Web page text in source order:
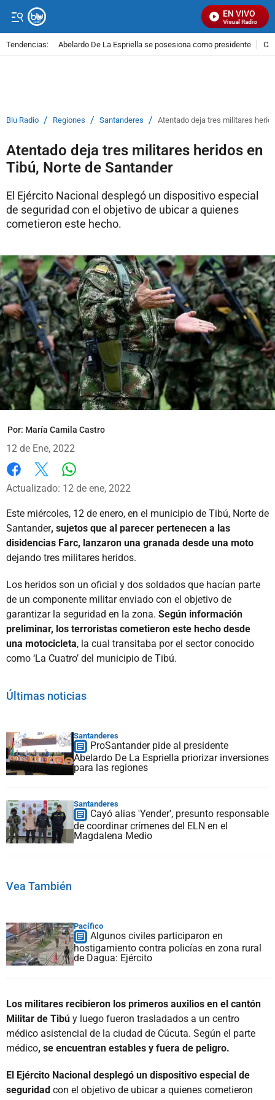
EN VIVO
Señal Visual Radio
Tendencias: Abelardo De La Espriella se posesiona como presidente
Blu Radio / Regiones / Santanderes / Atentado deja tres militares
Atentado deja tres militares heridos en
Tibú, Norte de Santander
El Ejército Nacional desplegó un dispositivo especial
de seguridad con el objetivo de ubicar a quienes
cometieron este hecho.
Por: María Camila Castro
12 de Ene, 2022
Facebook
X
Actualizado: 12 de ene, 2022
Este miércoles, 12 de enero, en el municipio de Tibú, Norte de
Santander, sujetos que al parecer pertenecen a las
disidencias Farc, lanzaron una granada desde una moto
dejando tres militares heridos.
Los heridos son un oficial y dos soldados que hacían parte
de un componente militar enviado con el objetivo de
garantizar la seguridad en la zona. Según información
preliminar, los terroristas cometieron este hecho desde
una motocicleta, la cual transitaba por el sector conocido
como ‘La Cuatro’ del municipio de Tibú.
Últimas noticias
Santanderes
ProSantander pide al presidente
Abelardo De La Espriella priorizar inversiones
para las regiones
Santanderes
Cayó alias 'Yender', presunto responsable
de coordinar crímenes del ELN en el
Magdalena Medio
Vea También
Pacífico
Algunos civiles participaron en
hostigamiento contra policías en zona rural
de Dagua: Ejército
Los militares recibieron los primeros auxilios en el cantón
Militar de Tibú y luego fueron trasladados a un centro
médico asistencial de la ciudad de Cúcuta. Según el parte
médico, se encuentran estables y fuera de peligro.
El Ejército Nacional desplegó un dispositivo especial de
seguridad con el objetivo de ubicar a quienes cometieron